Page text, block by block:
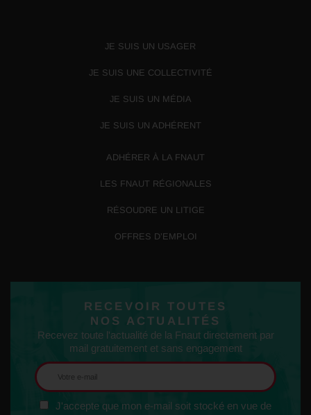
JE SUIS UN USAGER
JE SUIS UNE COLLECTIVITÉ
JE SUIS UN MÉDIA
JE SUIS UN ADHÉRENT
ADHÉRER À LA FNAUT
LES FNAUT RÉGIONALES
RÉSOUDRE UN LITIGE
OFFRES D’EMPLOI
RECEVOIR TOUTES
NOS ACTUALITÉS
Recevez toute l'actualité de la Fnaut directement par
mail gratuitement et sans engagement
J'accepte que mon e-mail soit stocké en vue de